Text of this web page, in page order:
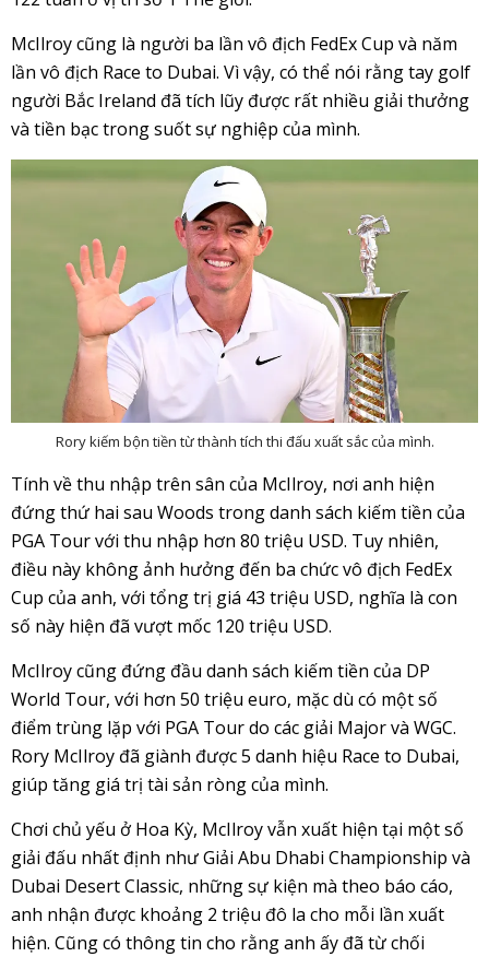
McIlroy cũng là người ba lần vô địch FedEx Cup và năm
lần vô địch Race to Dubai. Vì vậy, có thể nói rằng tay golf
người Bắc Ireland đã tích lũy được rất nhiều giải thưởng
và tiền bạc trong suốt sự nghiệp của mình.
Rory kiếm bộn tiền từ thành tích thi đấu xuất sắc của mình.
Tính về thu nhập trên sân của McIlroy, nơi anh hiện
đứng thứ hai sau Woods trong danh sách kiếm tiền của
PGA Tour với thu nhập hơn 80 triệu USD. Tuy nhiên,
điều này không ảnh hưởng đến ba chức vô địch FedEx
Cup của anh, với tổng trị giá 43 triệu USD, nghĩa là con
số này hiện đã vượt mốc 120 triệu USD.
McIlroy cũng đứng đầu danh sách kiếm tiền của DP
World Tour, với hơn 50 triệu euro, mặc dù có một số
điểm trùng lặp với PGA Tour do các giải Major và WGC.
Rory McIlroy đã giành được 5 danh hiệu Race to Dubai,
giúp tăng giá trị tài sản ròng của mình.
Chơi chủ yếu ở Hoa Kỳ, McIlroy vẫn xuất hiện tại một số
giải đấu nhất định như Giải Abu Dhabi Championship và
Dubai Desert Classic, những sự kiện mà theo báo cáo,
anh nhận được khoảng 2 triệu đô la cho mỗi lần xuất
hiện. Cũng có thông tin cho rằng anh ấy đã từ chối